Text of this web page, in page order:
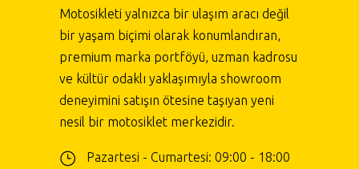
Motosikleti yalnızca bir ulaşım aracı değil
bir yaşam biçimi olarak konumlandıran,
premium marka portföyü, uzman kadrosu
ve kültür odaklı yaklaşımıyla showroom
deneyimini satışın ötesine taşıyan yeni
nesil bir motosiklet merkezidir.
Pazartesi - Cumartesi: 09:00 - 18:00